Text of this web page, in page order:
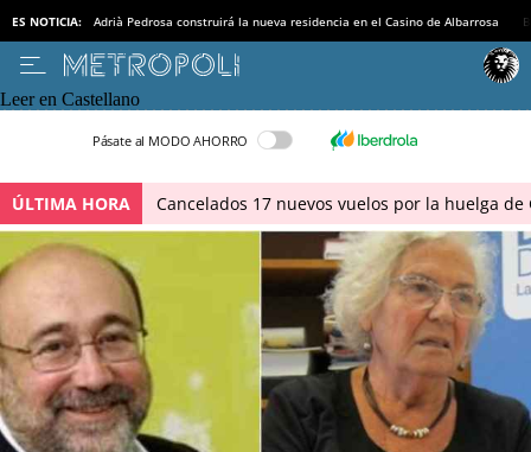
ES NOTICIA: Adrià Pedrosa construirá la nueva residencia en el Casino de Albarrosa
Leer en Castellano
Pásate al MODO AHORRO
ÚLTIMA HORA Cancelados 17 nuevos vuelos por la huelga